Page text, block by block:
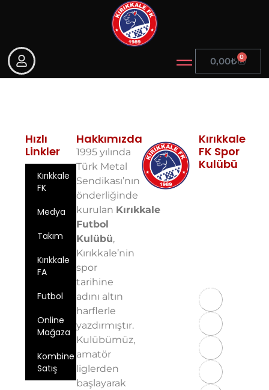
0,00₺ 0
Hakkımızda
1995 yılında
Türk Metal
Sendikası’nın
önderliğinde
kurulan Kırıkkale
Futbol
Kulübü,
Kırıkkale’nin
spor
tarihine
adını altın
harflerle
yazdırmıştır.
Kulübümüz,
amatör
liglerden
başlayarak
Hızlı
Linkler
Kırıkkale
FK
Medya
Takım
Kırıkkale
FA
Futbol
Online
Mağaza
Kombine
Satış
Kırıkkale
FK Spor
Kulübü